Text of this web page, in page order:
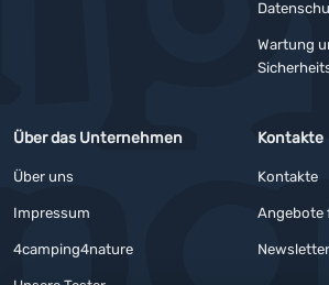
Wartung
Über das Unternehmen
Über uns
Impressum
4camping4nature
Kontakte
Kontakte
Angebote
Newsletter